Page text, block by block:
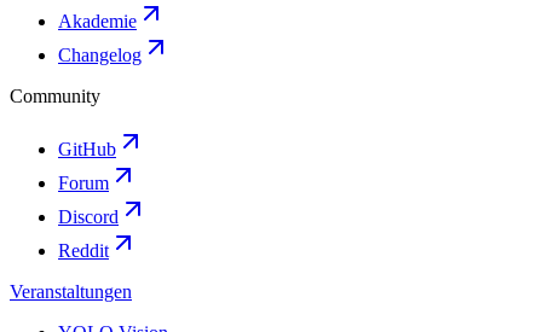
Akademie
Changelog
Community
GitHub
Forum
Discord
Reddit
Veranstaltungen